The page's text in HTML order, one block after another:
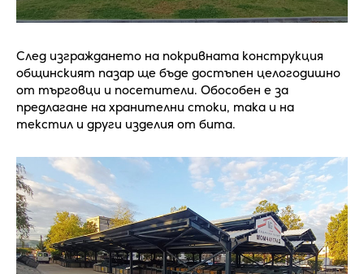
След изграждането на покривната конструкция
общинският пазар ще бъде достъпен целогодишно
от търговци и посетители. Обособен е за
предлагане на хранителни стоки, така и на
текстил и други изделия от бита.